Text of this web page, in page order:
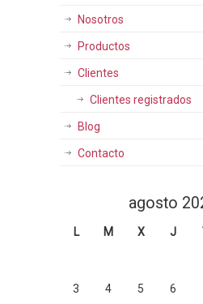
Nosotros
Productos
Clientes
Clientes registrados
Blog
Contacto
agosto
L M X J
3 4 5 6